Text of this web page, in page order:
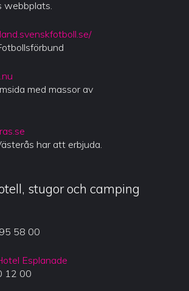
webbplats.
med massor av
har att erbjuda.
stugor och camping
58 00
Esplanade
12 00